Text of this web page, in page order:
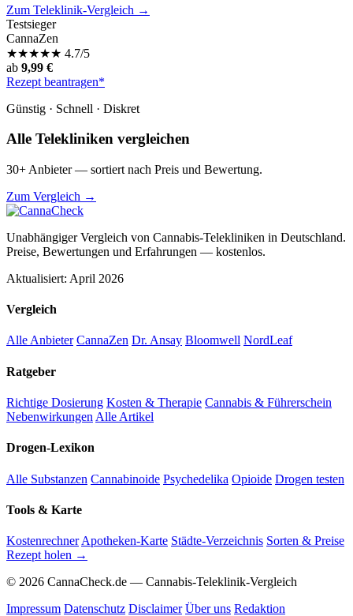
Zum Teleklinik-Vergleich →
Testsieger
CannaZen
★★★★★ 4.7/5
ab 9,99 €
Rezept beantragen*
Günstig · Schnell · Diskret
Alle Telekliniken vergleichen
30+ Anbieter — sortiert nach Preis und Bewertung.
Zum Vergleich →
Unabhängiger Vergleich von Cannabis-Telekliniken in Deutschland.
Preise, Bewertungen und Erfahrungen — kostenlos.
Aktualisiert: April 2026
Vergleich
Alle Anbieter CannaZen Dr. Ansay Bloomwell NordLeaf
Ratgeber
Richtige Dosierung Kosten & Therapie Cannabis & Führerschein
Nebenwirkungen Alle Artikel
Drogen-Lexikon
Alle Substanzen Cannabinoide Psychedelika Opioide Drogen testen
Tools & Karte
Kostenrechner Apotheken-Karte Städte-Verzeichnis Sorten & Preise
Rezept holen →
© 2026 CannaCheck.de — Cannabis-Teleklinik-Vergleich
Impressum Datenschutz Disclaimer Über uns Redaktion